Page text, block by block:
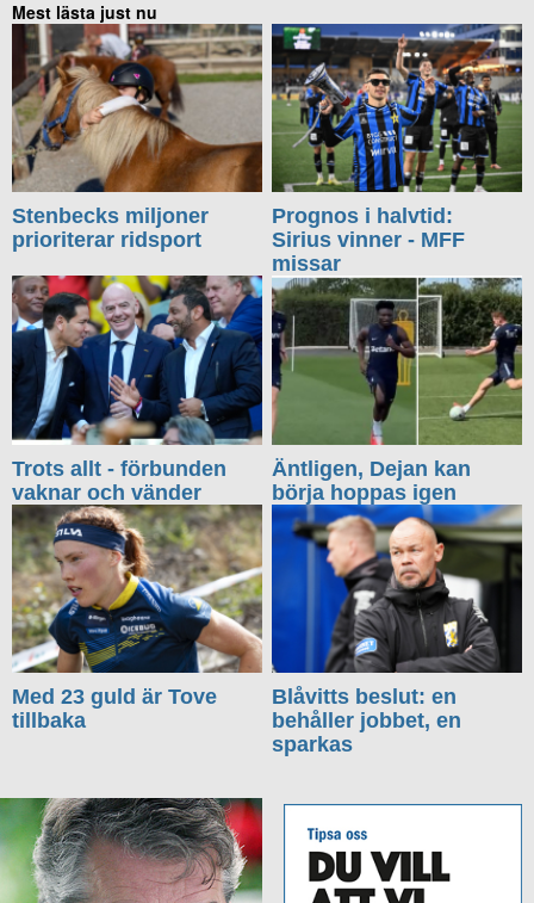
Mest lästa just nu
Stenbecks miljoner
prioriterar ridsport
Prognos i halvtid:
Sirius vinner - MFF
missar
Trots allt - förbunden
vaknar och vänder
Äntligen, Dejan kan
börja hoppas igen
Med 23 guld är Tove
tillbaka
Blåvitts beslut: en
behåller jobbet, en
sparkas